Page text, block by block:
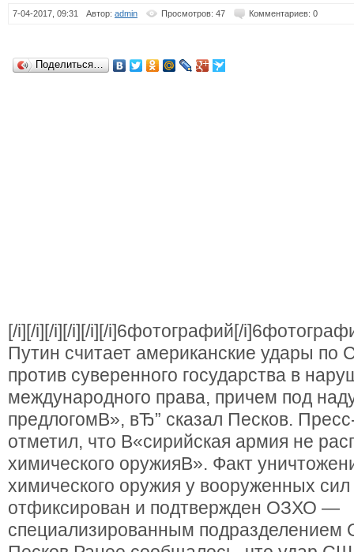
7-04-2017, 09:31 Автор: admin Просмотров: 47 Комментариев: 0
Поделиться…
[/i][/i][/i][/i][/i][/i]6фотографий[/
Путин считает американские удары по
против суверенного государства в
международного права, причем под
предлогомВ», вЂ” сказал Песков.
отметил, что В«сирийская армия не
химического оружияВ». Факт
химического оружия у вооруженных
отфиксирован и подтвержден ОЗХО —
специализированным